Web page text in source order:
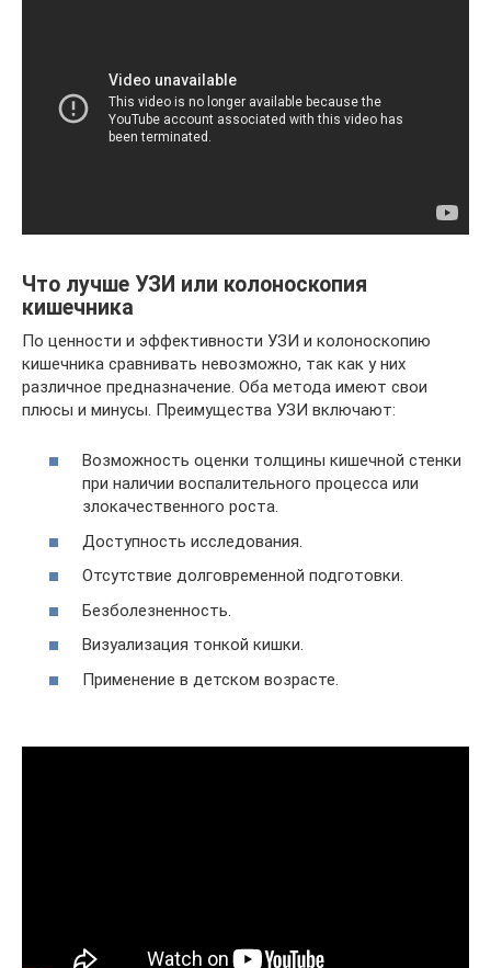
Что лучше УЗИ или колоноскопия
кишечника
По ценности и эффективности УЗИ и колоноскопию
кишечника сравнивать невозможно, так как у них
различное предназначение. Оба метода имеют свои
плюсы и минусы. Преимущества УЗИ включают:
Возможность оценки толщины кишечной стенки
при наличии воспалительного процесса или
злокачественного роста.
Доступность исследования.
Отсутствие долговременной подготовки.
Безболезненность.
Визуализация тонкой кишки.
Применение в детском возрасте.